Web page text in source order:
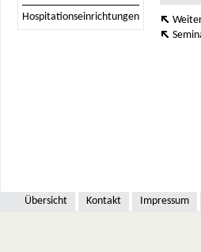
Hospitationseinrichtungen
Übersicht Kontakt Impressum